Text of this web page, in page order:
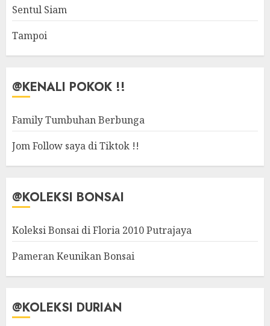
Sentul Siam
Tampoi
@KENALI POKOK !!
Family Tumbuhan Berbunga
Jom Follow saya di Tiktok !!
@KOLEKSI BONSAI
Koleksi Bonsai di Floria 2010 Putrajaya
Pameran Keunikan Bonsai
@KOLEKSI DURIAN